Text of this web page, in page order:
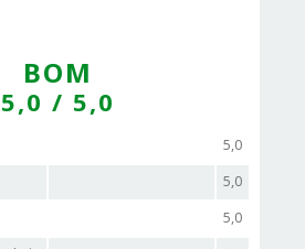
BOM
5,0 / 5,0
5,0
5,0
5,0